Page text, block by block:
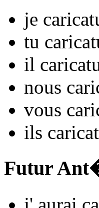
je
tu
il
nous
vous
ils
Futur